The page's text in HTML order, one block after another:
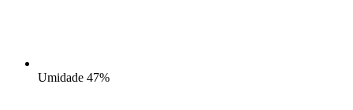
Umidade 47%